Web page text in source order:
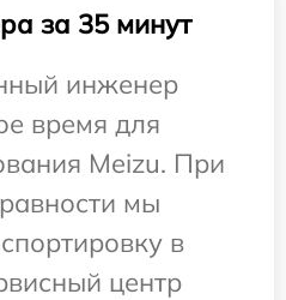
за 35 минут
инженер
время для
Meizu. При
мы
в
центр